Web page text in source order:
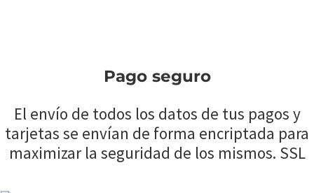
Pago seguro
El envío de todos los datos de tus pagos y
tarjetas se envían de forma encriptada para
maximizar la seguridad de los mismos. SSL